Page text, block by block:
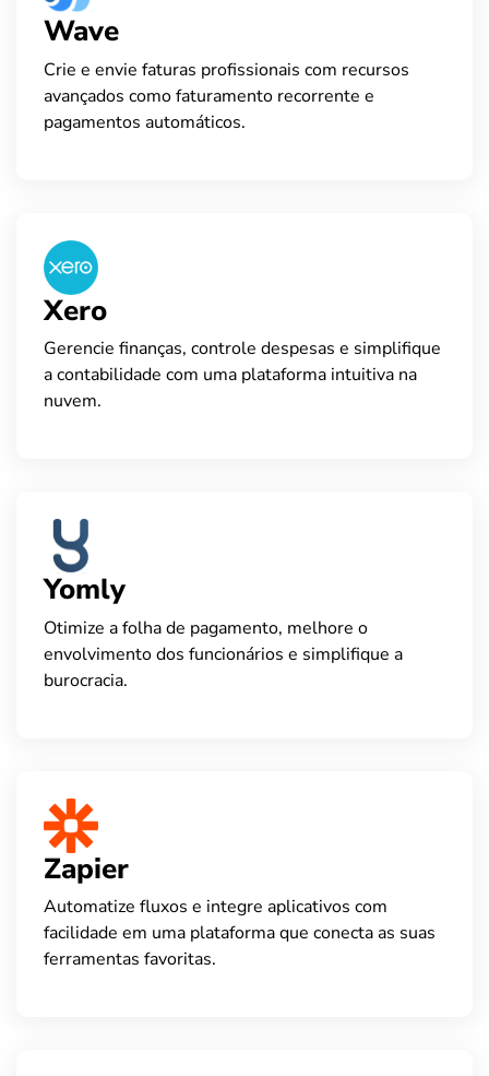
Wave
Crie e envie faturas profissionais com recursos
avançados como faturamento recorrente e
pagamentos automáticos.
Xero
Gerencie finanças, controle despesas e simplifique
a contabilidade com uma plataforma intuitiva na
nuvem.
Yomly
Otimize a folha de pagamento, melhore o
envolvimento dos funcionários e simplifique a
burocracia.
Zapier
Automatize fluxos e integre aplicativos com
facilidade em uma plataforma que conecta as suas
ferramentas favoritas.